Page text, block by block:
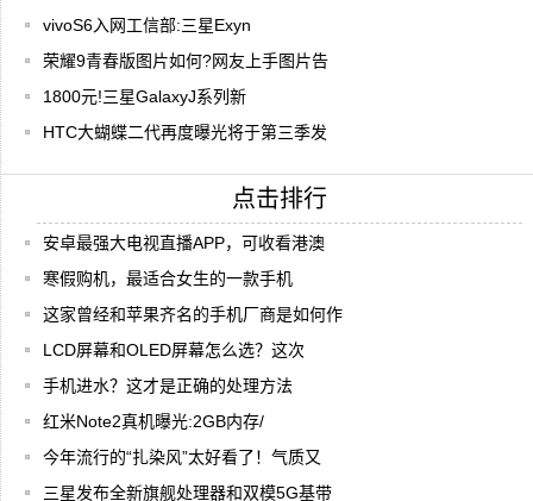
vivoS6入网工信部:三星Exyn
荣耀9青春版图片如何?网友上手图片告
1800元!三星GalaxyJ系列新
HTC大蝴蝶二代再度曝光将于第三季发
点击排行
安卓最强大电视直播APP，可收看港澳
寒假购机，最适合女生的一款手机
这家曾经和苹果齐名的手机厂商是如何作
LCD屏幕和OLED屏幕怎么选？这次
手机进水？这才是正确的处理方法
红米Note2真机曝光:2GB内存/
今年流行的“扎染风”太好看了！气质又
三星发布全新旗舰处理器和双模5G基带